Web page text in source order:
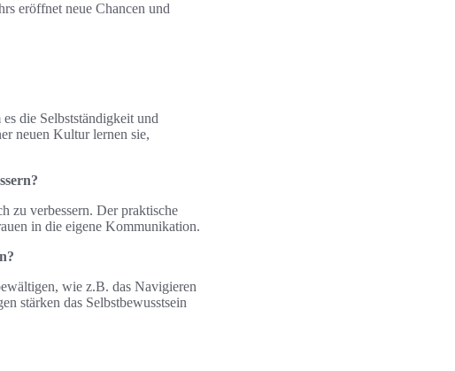
eröffnet neue Chancen und
die Selbstständigkeit und
neuen Kultur lernen sie,
zu verbessern. Der praktische
in die eigene Kommunikation.
wie z.B. das Navigieren
stärken das Selbstbewusstsein